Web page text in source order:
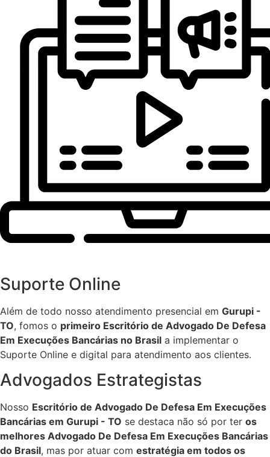
Suporte Online
Além de todo nosso atendimento presencial em Gurupi -
TO, fomos o primeiro Escritório de Advogado De Defesa
Em Execuções Bancárias no Brasil a implementar o
Suporte Online e digital para atendimento aos clientes.
Advogados Estrategistas
Nosso Escritório de Advogado De Defesa Em Execuções
Bancárias em Gurupi - TO se destaca não só por ter os
melhores Advogado De Defesa Em Execuções Bancárias
do Brasil, mas por atuar com estratégia em todos os